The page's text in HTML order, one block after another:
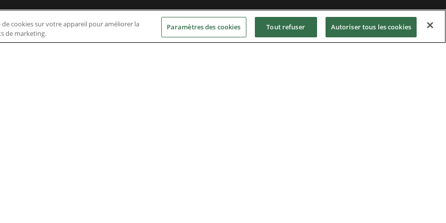
de cookies sur votre appareil pour améliorer la
de marketing.
Paramètres des cookies Tout refuser Autoriser tous les cookies